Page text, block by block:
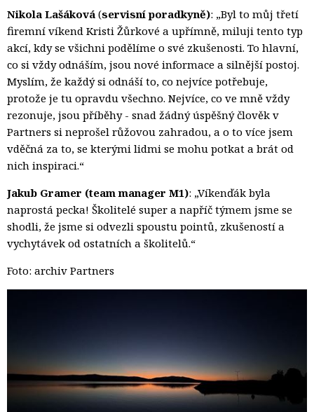
Nikola Lašáková (servisní poradkyně): „Byl to můj třetí
firemní víkend Kristi Žůrkové a upřímně, miluji tento typ
akcí, kdy se všichni podělíme o své zkušenosti. To hlavní,
co si vždy odnáším, jsou nové informace a silnější postoj.
Myslím, že každý si odnáší to, co nejvíce potřebuje,
protože je tu opravdu všechno. Nejvíce, co ve mně vždy
rezonuje, jsou příběhy - snad žádný úspěšný člověk v
Partners si neprošel růžovou zahradou, a o to více jsem
vděčná za to, se kterými lidmi se mohu potkat a brát od
nich inspiraci.“
Jakub Gramer (team manager M1): „Víkenďák byla
naprostá pecka! Školitelé super a napříč týmem jsme se
shodli, že jsme si odvezli spoustu pointů, zkušeností a
vychytávek od ostatních a školitelů.“
Foto: archiv Partners